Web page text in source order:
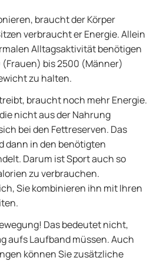
braucht der Körper
verbraucht er Energie. Allein
Alltagsaktivität benötigen
bis 2500 (Männer)
zu halten.
braucht noch mehr Energie.
nicht aus der Nahrung
bei den Fettreserven. Das
dann in den benötigten
Darum ist Sport auch so
zu verbrauchen.
Sie kombinieren ihn mit Ihren
Das bedeutet nicht,
aufs Laufband müssen. Auch
können Sie zusätzliche